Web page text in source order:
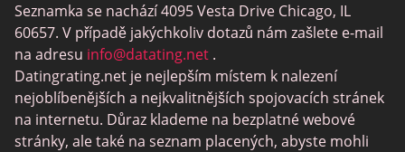
MeetMindful
Seznamka BDSM
BBPeopleMeet
Stránky Sugar Daddy
Seznamka se nachází 4095 Vesta Drive Chicago, IL
60657. V případě jakýchkoliv dotazů nám zašlete e-mail
na adresu info@datating.net .
Datingrating.net je nejlepším místem k nalezení
nejoblíbenějších a nejkvalitnějších spojovacích stránek
na internetu. Důraz klademe na bezplatné webové
stránky, ale také na seznam placených, abyste mohli